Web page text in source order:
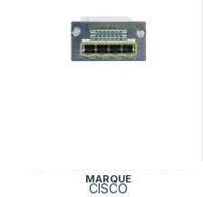
MARQUE
CISCO